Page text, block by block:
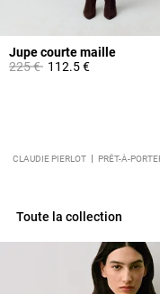
Jupe courte maille
Prix réduit à partir de
225 €à112.5 €
CLAUDIE PIERLOT PRÊT-À-
Toute la collection